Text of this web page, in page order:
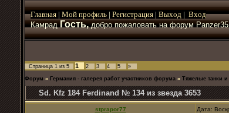
Главная | Мой профиль | Регистрация | Выход | Вход
КамрадГость,добро пожаловать на форум Panzer35
Страница 1 из 5 1 2 3 4 5 »
Форум » Германия - галерея работ участников форума » Тяжелые танки
Sd. Kfz 184 Ferdinand № 134 из звезда 3653
stprapor77 Дата: